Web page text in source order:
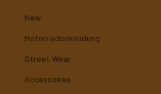
New
Motorradbekleidung
Street Wear
Accessoires